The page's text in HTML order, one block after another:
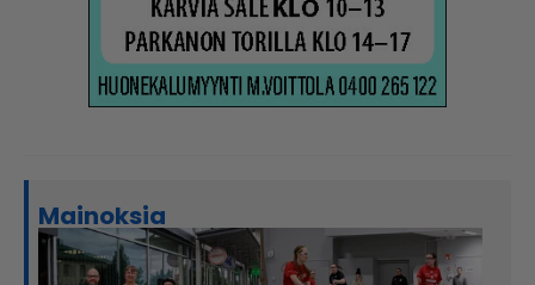
Mainoksia